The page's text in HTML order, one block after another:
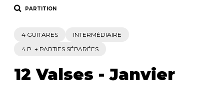
PARTITION
4 GUITARES
INTERMÉDIAIRE
4 P. + PARTIES SÉPARÉES
12 Valses - Janvier